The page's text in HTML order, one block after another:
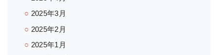
2025年3月
2025年2月
2025年1月